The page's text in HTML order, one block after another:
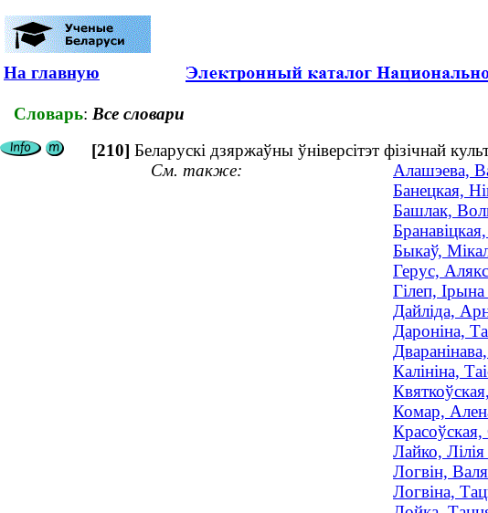
На главную
Словарь: Все словари
[210] Беларускі дзяржаўны ўніверсітэт фізічнай
См. также:
Алашэева,
Банецкая,
Башлак,
Быкаў,
Герус,
Гілеп,
Дайліда,
Дароніна,
Калініна,
Комар,
Красоўская,
Лайко,
Логвін,
Логвіна,